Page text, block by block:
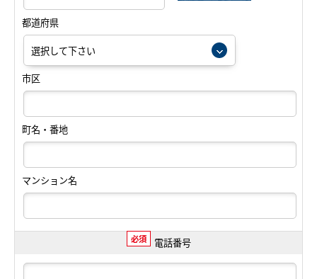
都道府県
市区
町名・番地
マンション名
必須 電話番号